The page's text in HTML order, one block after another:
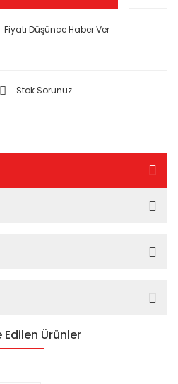
Fiyatı Düşünce Haber Ver
Stok Sorunuz
Edilen Ürünler